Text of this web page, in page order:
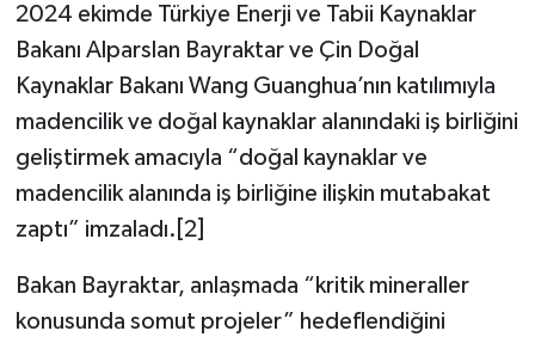
2024 ekimde Türkiye Enerji ve Tabii Kaynaklar
Bakanı Alparslan Bayraktar ve Çin Doğal
Kaynaklar Bakanı Wang Guanghua’nın katılımıyla
madencilik ve doğal kaynaklar alanındaki iş birliğini
geliştirmek amacıyla “doğal kaynaklar ve
madencilik alanında iş birliğine ilişkin mutabakat
zaptı” imzaladı.[2]
Bakan Bayraktar, anlaşmada “kritik mineraller
konusunda somut projeler” hedeflendiğini